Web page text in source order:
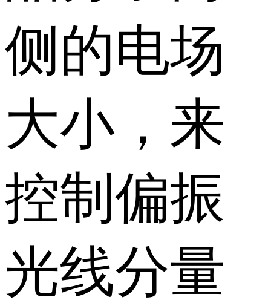
侧的电场
大小，来
控制偏振
光线分量